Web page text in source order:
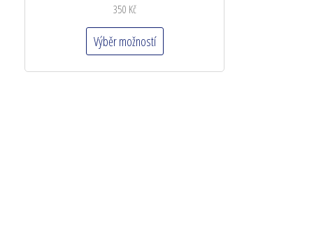
350 Kč
Výběr možností